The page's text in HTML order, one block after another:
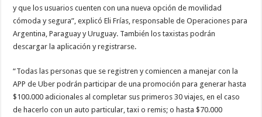
y que los usuarios cuenten con una nueva opción de movilidad
cómoda y segura”, explicó Eli Frías, responsable de Operaciones para
Argentina, Paraguay y Uruguay. También los taxistas podrán
descargar la aplicación y registrarse.
“Todas las personas que se registren y comiencen a manejar con la
APP de Uber podrán participar de una promoción para generar hasta
$100.000 adicionales al completar sus primeros 30 viajes, en el caso
de hacerlo con un auto particular, taxi o remis; o hasta $70.000